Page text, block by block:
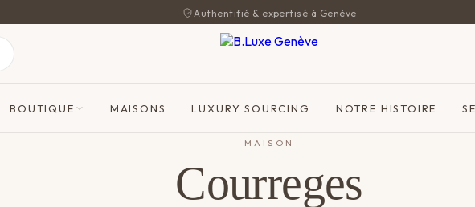
Authentifié & expertisé à Genève
BOUTIQUE MAISONS LUXURY SOURCING NOTRE HISTOIRE
MAISON
Courreges